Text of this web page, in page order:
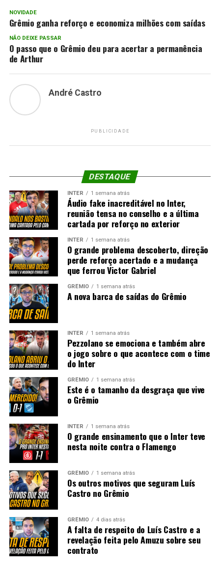
NOVIDADE
Grêmio ganha reforço e economiza milhões com saídas
NÃO DEIXE PASSAR
O passo que o Grêmio deu para acertar a permanência
de Arthur
André Castro
PUBLICIDADE
DESTAQUE
INTER 1 semana atrás
Áudio fake inacreditável no Inter,
reunião tensa no conselho e a última
cartada por reforço no exterior
INTER 1 semana atrás
O grande problema descoberto, direção
perde reforço acertado e a mudança
que ferrou Victor Gabriel
GRÊMIO 1 semana atrás
A nova barca de saídas do Grêmio
INTER 1 semana atrás
Pezzolano se emociona e também abre
o jogo sobre o que acontece com o time
do Inter
GRÊMIO 1 semana atrás
Este é o tamanho da desgraça que vive
o Grêmio
INTER 1 semana atrás
O grande ensinamento que o Inter teve
nesta noite contra o Flamengo
GRÊMIO 1 semana atrás
Os outros motivos que seguram Luís
Castro no Grêmio
GRÊMIO 4 dias atrás
A falta de respeito do Luís Castro e a
revelação feita pelo Amuzu sobre seu
contrato